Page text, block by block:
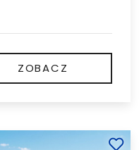
ZOBACZ